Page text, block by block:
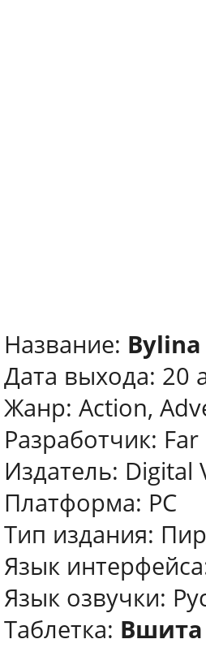
Название: Bylina
Дата выхода: 20
Жанр: Action,
Разработчик:
Издатель:
Платформа: PC
Тип издания:
Язык
Язык озвучки:
Таблетка: Вшита